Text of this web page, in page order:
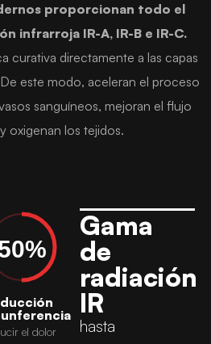
proporcionan todo el
infrarroja IR-A, IR-B e IR-C.
curativa directamente a las capas
este modo, aceleran el proceso
sanguíneos, mejoran el flujo
oxigenan los tejidos.
el dolor
Gama
de
radiación
IR
hasta